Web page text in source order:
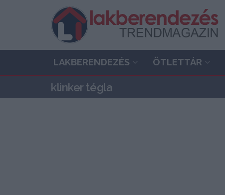
LAKBERENDEZÉS ÖTLETTÁR
klinker tégla